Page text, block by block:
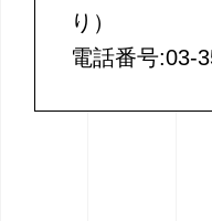
り）
電話番号:03-